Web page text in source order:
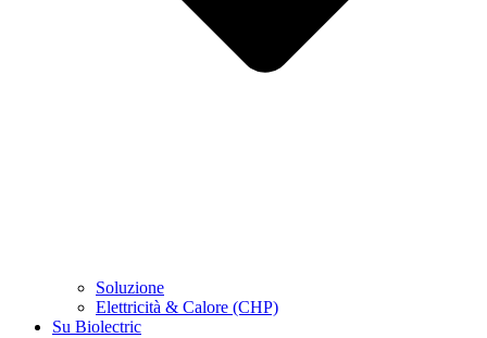
Soluzione
Elettricità & Calore (CHP)
Su Biolectric